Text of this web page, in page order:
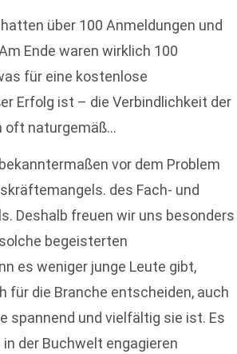
hatten über 100 Anmeldungen und
Ende waren wirklich 100
für eine kostenlose
Erfolg ist – die Verbindlichkeit der
oft naturgemäß…
vor dem Problem
des Fach- und
Deshalb freuen wir uns besonders
begeisterten
es weniger junge Leute gibt,
für die Branche entscheiden, auch
spannend und vielfältig sie ist. Es
der Buchwelt engagieren